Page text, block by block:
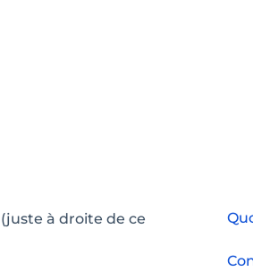
à droite de ce